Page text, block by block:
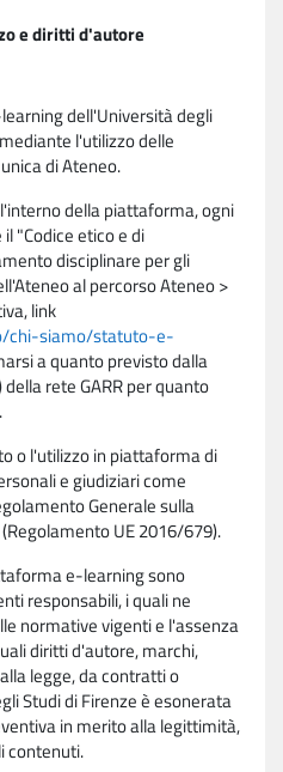
e diritti d'autore
dell'Università degli
l'utilizzo delle
di Ateneo.
della piattaforma, ogni
"Codice etico e di
disciplinare per gli
al percorso Ateneo >
link
chi-siamo/statuto-e-
a quanto previsto dalla
rete GARR per quanto
o l'utilizzo in piattaforma di
e giudiziari come
Generale sulla
UE 2016/679).
e-learning sono
responsabili, i quali ne
normative vigenti e l'assenza
diritti d'autore, marchi,
legge, da contratti o
Studi di Firenze è esonerata
in merito alla legittimità,
contenuti.